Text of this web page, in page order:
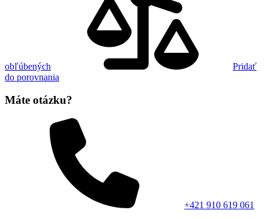
obľúbených
Pridať
do porovnania
Máte otázku?
+421 910 619 061